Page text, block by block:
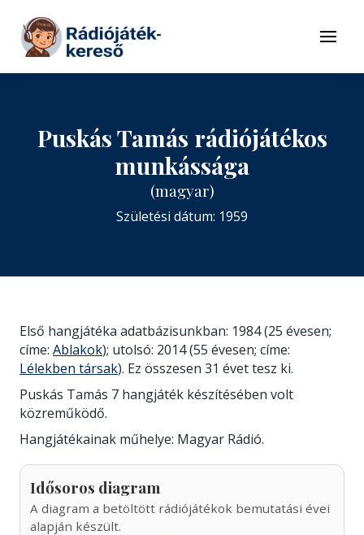
Tovább a tartalomhoz
Menü
Puskás Tamás rádiójátékos
munkássága
(magyar)
Születési dátum: 1959
Első hangjátéka adatbázisunkban: 1984 (25 évesen;
címe: Ablakok); utolsó: 2014 (55 évesen; címe:
Lélekben társak). Ez összesen 31 évet tesz ki.
Puskás Tamás 7 hangjáték készítésében volt
közreműködő.
Hangjátékainak műhelye: Magyar Rádió.
Idősoros diagram
A diagram a betöltött rádiójátékok bemutatási évei
alapján készült.